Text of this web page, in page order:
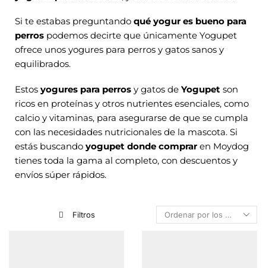
Si te estabas preguntando qué yogur es bueno para
perros podemos decirte que únicamente Yogupet
ofrece unos yogures para perros y gatos sanos y
equilibrados.
Estos yogures para perros y gatos de Yogupet son
ricos en proteínas y otros nutrientes esenciales, como
calcio y vitaminas, para asegurarse de que se cumpla
con las necesidades nutricionales de la mascota. Si
estás buscando yogupet donde compraren Moydog
tienes toda la gama al completo, con descuentos y
envíos súper rápidos.
Filtros